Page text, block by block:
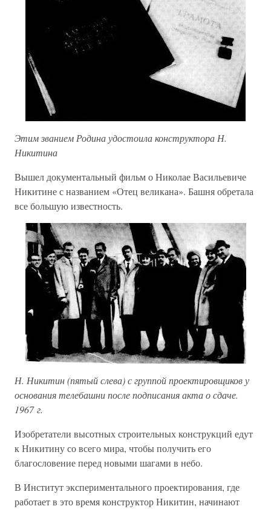
Этим званием Родина удостоила конструктора Н.
Никитина
Вышел документальный фильм о Николае Васильевиче
Никитине с названием «Отец великана». Башня обретала
все большую известность.
Н. Никитин (пятый слева) с группой проектировщиков у
основания телебашни после подписания акта о сдаче.
1967 г.
Изобретатели высотных строительных конструкций едут
к Никитину со всего мира, чтобы получить его
благословение перед новыми шагами в небо.
В Институт экспериментального проектирования, где
работает в это время конструктор Никитин, начинают